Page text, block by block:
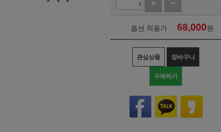
옵션 적용가 68,000원
관심상품 장바구니
구매하기